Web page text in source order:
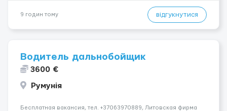
9 годин тому відгукнутися
Водитель дальнобойщик
3600 €
Румунія
Бесплатная вакансия, тел. +37063970889, Литовская фирма